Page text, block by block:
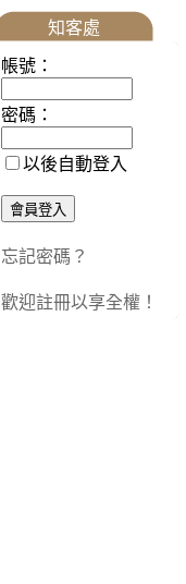
知客處
帳號：
密碼：
以後自動登入
忘記密碼？
歡迎註冊以享全權！